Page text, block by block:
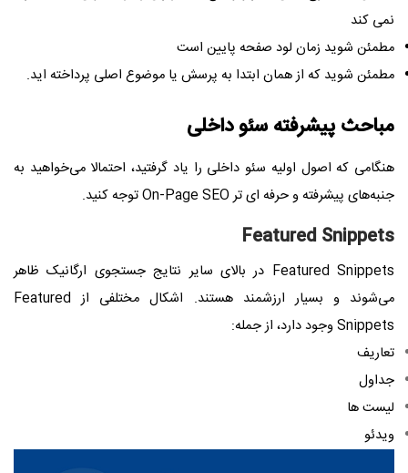
نمی کند
مطمئن شوید زمان لود صفحه پایین است
مطمئن شوید که از همان ابتدا به پرسش یا موضوع اصلی پرداخته اید.
مباحث پیشرفته سئو داخلی
هنگامی که اصول اولیه سئو داخلی را یاد گرفتید، احتمالا می‌خواهید به
جنبه‌های پیشرفته‌ و حرفه ای تر On-Page SEO توجه کنید.
Featured Snippets
Featured Snippets در بالای سایر نتایج جستجوی ارگانیک ظاهر
می‌شوند و بسیار ارزشمند هستند. اشکال مختلفی از Featured
Snippets وجود دارد، از جمله:
تعاریف
جداول
لیست ها
ویدئو